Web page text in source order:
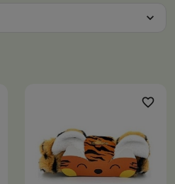
expand_more
favorite_border